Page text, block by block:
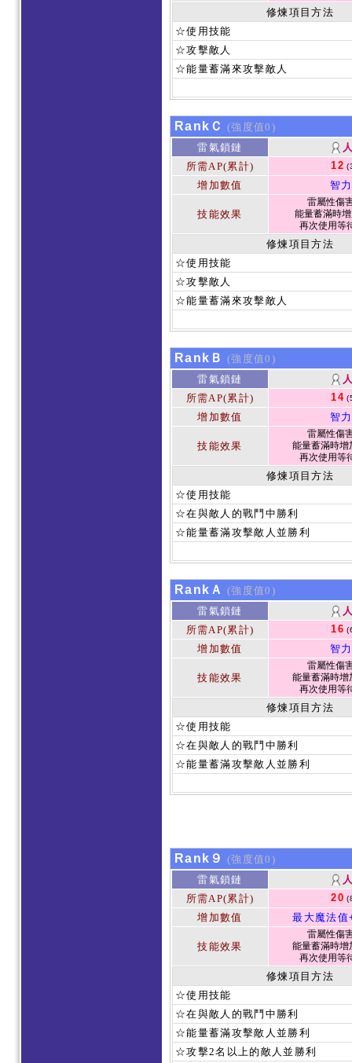
修煉項目方法
☆使用技能
☆攻擊敵人
☆能量蓄滿來攻擊敵人
RankＣ
(強度值0)
雷氣鎖鏈
所需AP(累計)
12
增加數值 智
技能效果
雷屬性傷
能量蓄滿時
再次使用等
修煉項目方法
☆使用技能
☆攻擊敵人
☆能量蓄滿來攻擊敵人
RankＢ
(強度值0)
雷氣鎖鏈
所需AP(累計)
14
增加數值 智
技能效果
雷屬性傷
能量蓄滿時增
再次使用等
修煉項目方法
☆使用技能
☆在與敵人的戰鬥中勝利
☆能量蓄滿攻擊敵人並勝利
RankＡ
(強度值0)
雷氣鎖鏈
所需AP(累計)
16
增加數值 智
技能效果
雷屬性傷
能量蓄滿時增
再次使用等
修煉項目方法
☆使用技能
☆在與敵人的戰鬥中勝利
☆能量蓄滿攻擊敵人並勝利
Rank９
(強度值0)
雷氣鎖鏈
所需AP(累計)
20
增加數值 最大魔法值
技能效果
雷屬性傷
能量蓄滿時增
再次使用等
修煉項目方法
☆使用技能
☆在與敵人的戰鬥中勝利
☆能量蓄滿攻擊敵人並勝利
☆攻擊2名以上的敵人並勝利